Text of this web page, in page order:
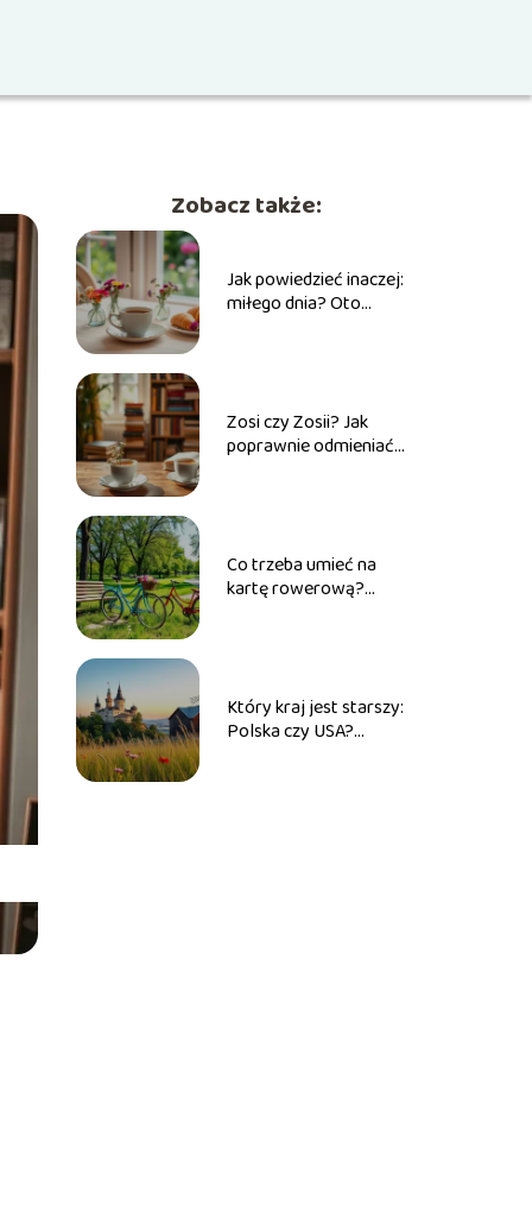
Zobacz także:
Jak powiedzieć inaczej:
miłego dnia? Oto
Zosi czy Zosii? Jak
poprawnie odmieniać
Co trzeba umieć na
kartę rowerową?
Który kraj jest starszy:
Polska czy USA?